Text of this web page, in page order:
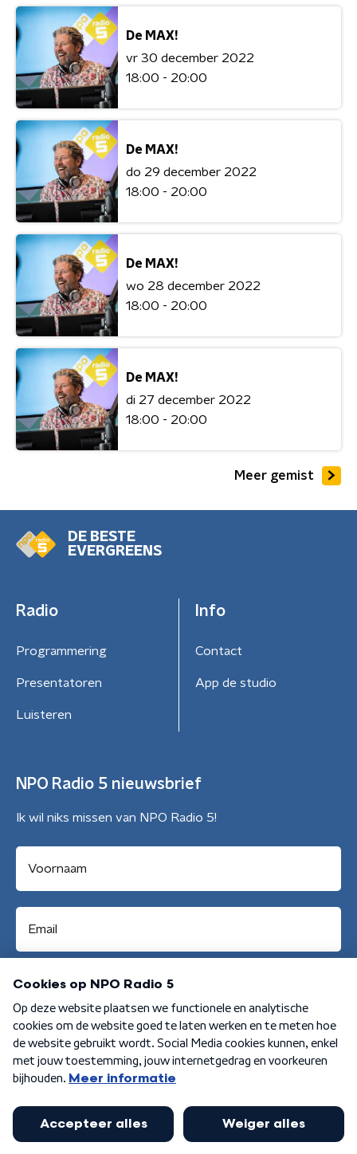
De MAX!
vr 30 december 2022
18:00 - 20:00
De MAX!
do 29 december 2022
18:00 - 20:00
De MAX!
wo 28 december 2022
18:00 - 20:00
De MAX!
di 27 december 2022
18:00 - 20:00
Meer gemist
DE BESTE
EVERGREENS
Radio
Programmering
Presentatoren
Luisteren
Info
Contact
App de studio
NPO Radio 5 nieuwsbrief
Ik wil niks missen van NPO Radio 5!
Aanmelden
Algemene voorwaarden